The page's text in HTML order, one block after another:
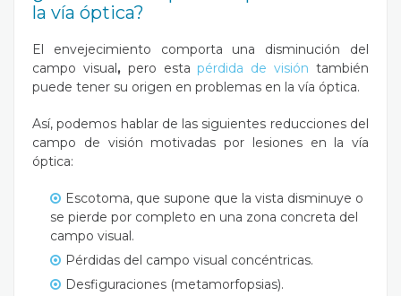
la vía óptica?
El envejecimiento comporta una disminución del
campo visual,pero estapérdida de visión también
puede tener su origen en problemas en la vía óptica.
Así, podemos hablar de las siguientes reducciones del
campo de visión motivadas por lesiones en la vía
óptica:
Escotoma, que supone que la vista disminuye o
se pierde por completo en una zona concreta del
campo visual.
Pérdidas del campo visual concéntricas.
Desfiguraciones (metamorfopsias).